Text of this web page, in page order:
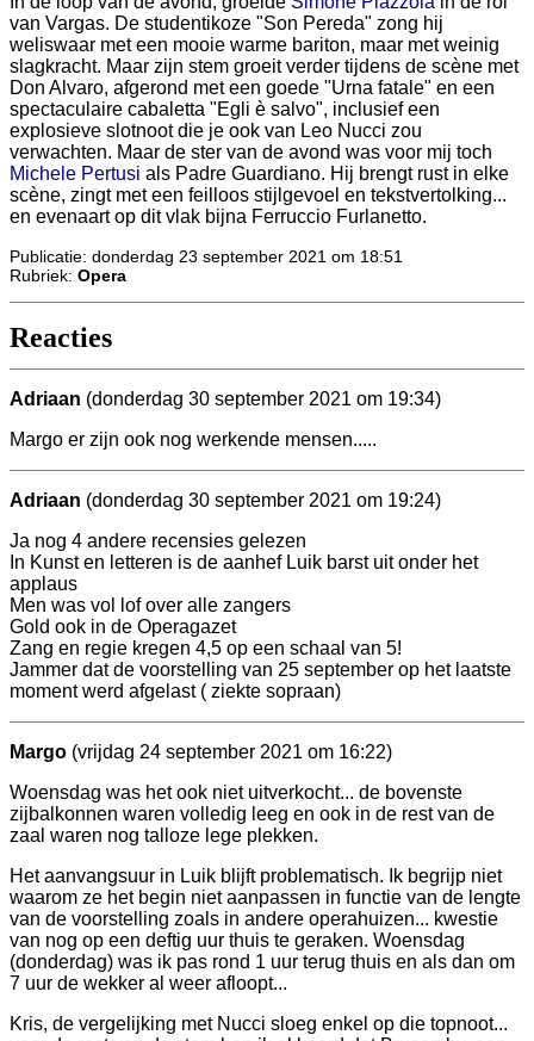
van Vargas. De studentikoze "Son Pereda" zong hij
weliswaar met een mooie warme bariton, maar met weinig
slagkracht. Maar zijn stem groeit verder tijdens de scène met
Don Alvaro, afgerond met een goede "Urna fatale" en een
spectaculaire cabaletta "Egli è salvo", inclusief een
explosieve slotnoot die je ook van Leo Nucci zou
verwachten. Maar de ster van de avond was voor mij toch
Michele Pertusi als Padre Guardiano. Hij brengt rust in elke
scène, zingt met een feilloos stijlgevoel en tekstvertolking...
en evenaart op dit vlak bijna Ferruccio Furlanetto.
Publicatie: donderdag 23 september 2021 om 18:51
Rubriek: Opera
Reacties
Adriaan (donderdag 30 september 2021 om 19:34)
Margo er zijn ook nog werkende mensen.....
Adriaan (donderdag 30 september 2021 om 19:24)
Ja nog 4 andere recensies gelezen
In Kunst en letteren is de aanhef Luik barst uit onder het
applaus
Men was vol lof over alle zangers
Gold ook in de Operagazet
Zang en regie kregen 4,5 op een schaal van 5!
Jammer dat de voorstelling van 25 september op het laatste
moment werd afgelast ( ziekte sopraan)
Margo (vrijdag 24 september 2021 om 16:22)
Woensdag was het ook niet uitverkocht... de bovenste
zijbalkonnen waren volledig leeg en ook in de rest van de
zaal waren nog talloze lege plekken.
Het aanvangsuur in Luik blijft problematisch. Ik begrijp niet
waarom ze het begin niet aanpassen in functie van de lengte
van de voorstelling zoals in andere operahuizen... kwestie
van nog op een deftig uur thuis te geraken. Woensdag
(donderdag) was ik pas rond 1 uur terug thuis en als dan om
7 uur de wekker al weer afloopt...
Kris, de vergelijking met Nucci sloeg enkel op die topnoot...